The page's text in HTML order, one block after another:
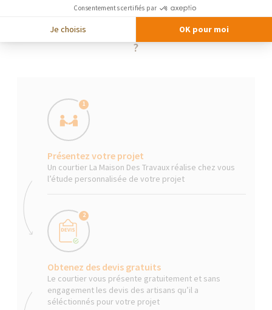
La Maison Des Travaux, comment ça marche
?
1
Présentez votre projet
Un courtier La Maison Des Travaux réalise chez vous
l’étude personnalisée de votre projet
2
Obtenez des devis gratuits
Le courtier vous présente gratuitement et sans
engagement les devis des artisans qu’il a
séléctionnés pour votre projet
Consentements certifiés par
Je choisis OK pour moi